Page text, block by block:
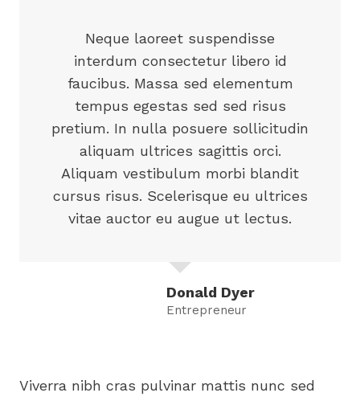
Neque laoreet suspendisse
interdum consectetur libero id
faucibus. Massa sed elementum
tempus egestas sed sed risus
pretium. In nulla posuere sollicitudin
aliquam ultrices sagittis orci.
Aliquam vestibulum morbi blandit
cursus risus. Scelerisque eu ultrices
vitae auctor eu augue ut lectus.
Donald Dyer
Entrepreneur
Viverra nibh cras pulvinar mattis nunc sed